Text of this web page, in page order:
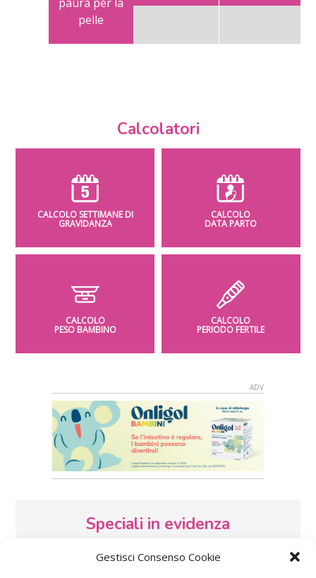
Gestisci Consenso Cookie
pelle
Calcolatori
CALCOLO SETTIMANE DI
GRAVIDANZA
CALCOLO
DATA PARTO
CALCOLO
PESO BAMBINO
CALCOLO
PERIODO FERTILE
Speciali in evidenza